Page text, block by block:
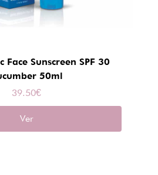
Face Sunscreen SPF 30
50ml
39.50€
Ver